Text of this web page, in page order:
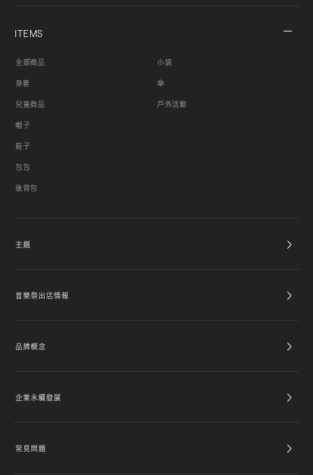
ITEMS
全部商品
身著
兒童商品
帽子
鞋子
包包
後背包
小袋
傘
戶外活動
主題
音樂祭出店情報
品牌概念
企業永續發展
常見問題